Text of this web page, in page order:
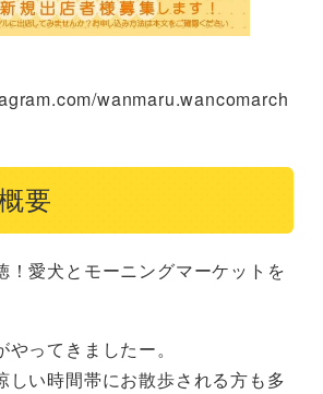
wanmaru.wancomarch
要
！愛犬とモーニングマーケットを
ってきましたー。
しい時間帯にお散歩される方も多